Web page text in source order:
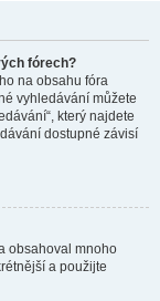
fórech?
na obsahu fóra
vyhledávání můžete
který najdete
dostupné závisí
obsahoval mnoho
a použijte